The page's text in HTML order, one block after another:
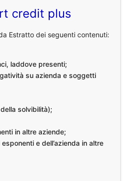
credit plus
Estratto dei seguenti contenuti:
laddove presenti;
su azienda e soggetti
solvibilità);
in altre aziende;
e dell’azienda in altre